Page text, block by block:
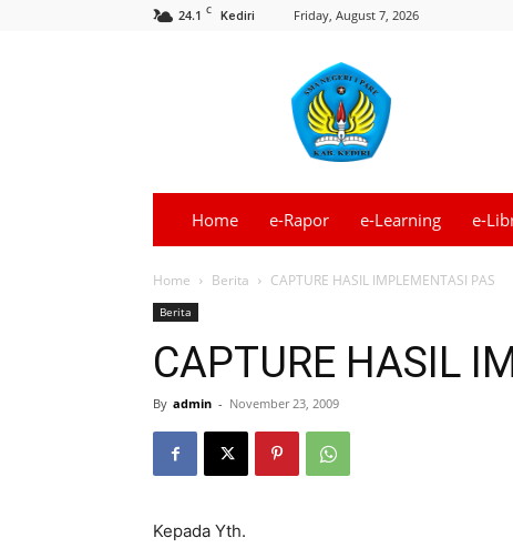
24.1 C Kediri Friday, August 7, 2026
–
Kediri
Home e-Rapor e-Learning e-
Home Berita CAPTURE HASIL IMPLEMENTASI PAS
Berita
CAPTURE HASIL
By admin - November 23, 2009
Kepada Yth.